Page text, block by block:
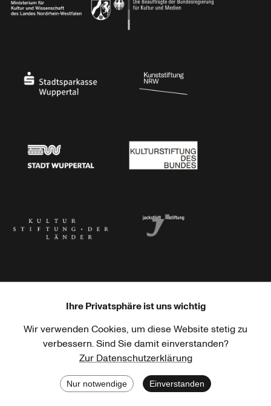
Haus der Kulturen der Welt Goethe-Institut
Ihre Privatsphäre ist uns wichtig
Wir verwenden Cookies, um diese Website stetig zu
verbessern. Sind Sie damit einverstanden?
Zur Datenschutzerklärung
Nur notwendige Einverstanden